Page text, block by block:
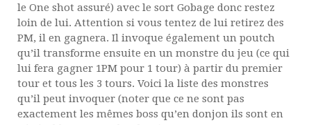
le One shot assuré) avec le sort Gobage donc restez
loin de lui. Attention si vous tentez de lui retirez des
PM, il en gagnera. Il invoque également un poutch
qu’il transforme ensuite en un monstre du jeu (ce qui
lui fera gagner 1PM pour 1 tour) à partir du premier
tour et tous les 3 tours. Voici la liste des monstres
qu’il peut invoquer (noter que ce ne sont pas
exactement les mêmes boss qu’en donjon ils sont en